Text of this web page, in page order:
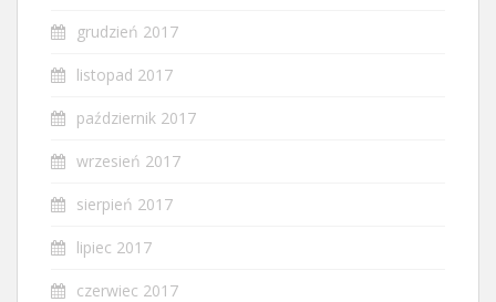
grudzień 2017
listopad 2017
październik 2017
wrzesień 2017
sierpień 2017
lipiec 2017
czerwiec 2017